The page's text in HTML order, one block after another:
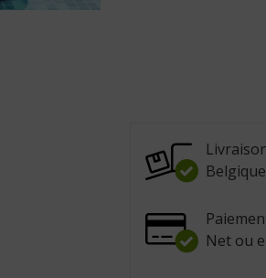
Net ou